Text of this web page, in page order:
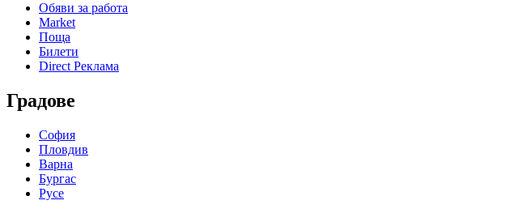
Обяви за работа
Market
Поща
Билети
Direct Реклама
Градове
София
Пловдив
Варна
Бургас
Русе